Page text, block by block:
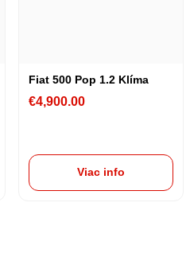
Fiat 500 Pop 1.2 Klíma
€4,900.00
Viac info